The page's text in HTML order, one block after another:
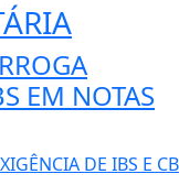
EM NOTAS